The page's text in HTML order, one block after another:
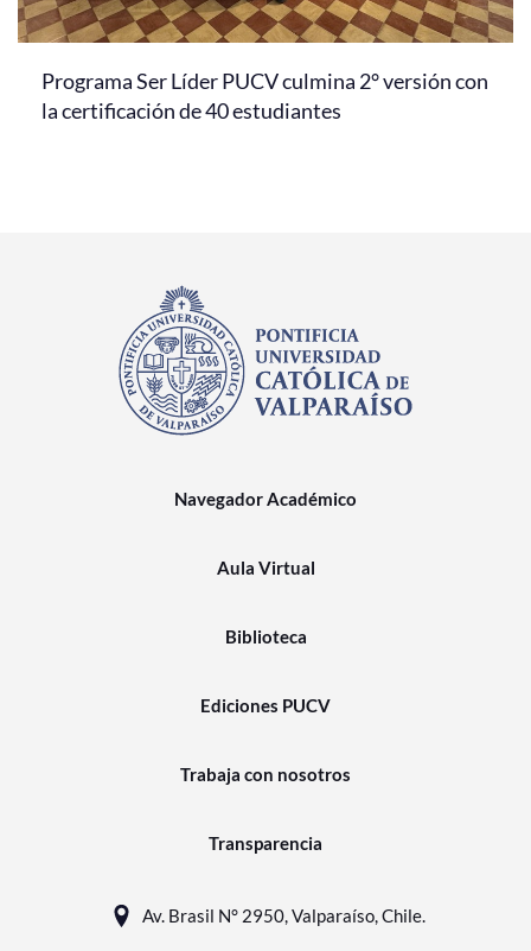
Programa Ser Líder PUCV culmina 2° versión con
la certificación de 40 estudiantes
Navegador Académico
Aula Virtual
Biblioteca
Ediciones PUCV
Trabaja con nosotros
Transparencia
Av. Brasil N° 2950, Valparaíso, Chile.